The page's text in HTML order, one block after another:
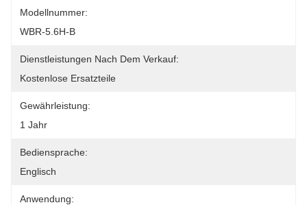
Modellnummer:
WBR-5.6H-B
Dienstleistungen Nach Dem Verkauf:
Kostenlose Ersatzteile
Gewährleistung:
1 Jahr
Bediensprache:
Englisch
Anwendung: